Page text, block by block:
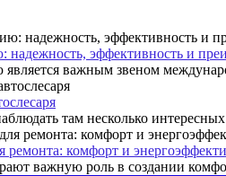
надежность, эффективность и
является важным звеном
там несколько
комфорт и
важную роль в создании